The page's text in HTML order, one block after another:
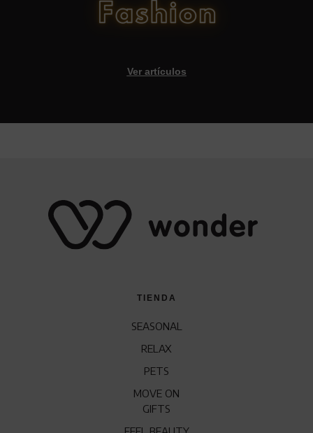
Ver artículos
TIENDA
SEASONAL
RELAX
PETS
MOVE ON
GIFTS